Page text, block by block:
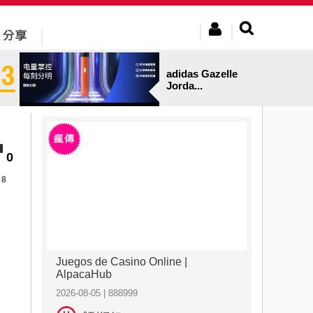
adidas Gazelle
Jorda...
0
8
Juegos de Casino Online |
AlpacaHub
2026-08-05 | 888999